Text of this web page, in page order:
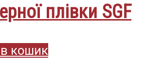
плівки SGF
кошик